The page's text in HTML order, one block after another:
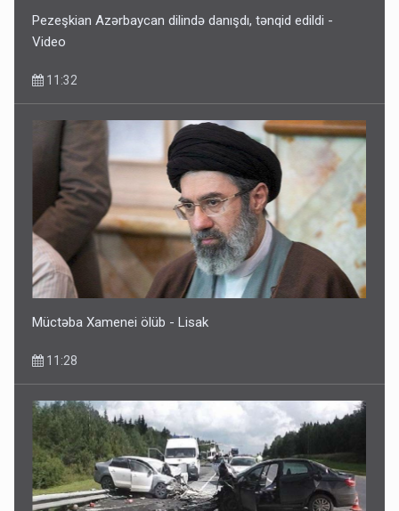
Pezeşkian Azərbaycan dilində danışdı, tənqid edildi -
Video
11:32
Müctəba Xamenei ölüb - Lisak
11:28